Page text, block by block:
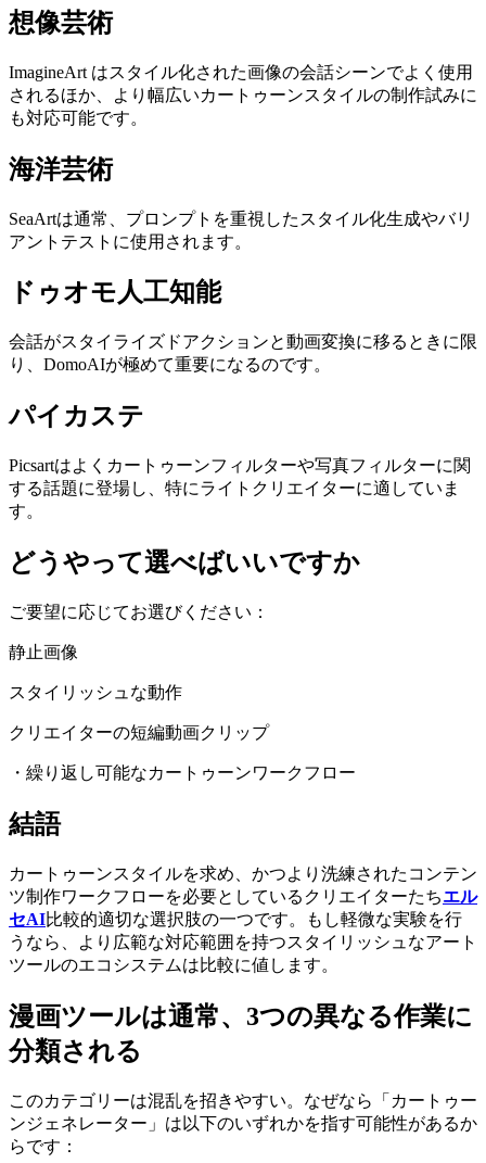
想像芸術
ImagineArt はスタイル化された画像の会話シーンでよく使用
されるほか、より幅広いカートゥーンスタイルの制作試みに
も対応可能です。
海洋芸術
SeaArtは通常、プロンプトを重視したスタイル化生成やバリ
アントテストに使用されます。
ドゥオモ人工知能
会話がスタイライズドアクションと動画変換に移るときに限
り、DomoAIが極めて重要になるのです。
パイカステ
Picsartはよくカートゥーンフィルターや写真フィルターに関
する話題に登場し、特にライトクリエイターに適していま
す。
どうやって選べばいいですか
ご要望に応じてお選びください：
静止画像
スタイリッシュな動作
クリエイターの短編動画クリップ
・繰り返し可能なカートゥーンワークフロー
結語
カートゥーンスタイルを求め、かつより洗練されたコンテン
ツ制作ワークフローを必要としているクリエイターたちエル
セAI比較的適切な選択肢の一つです。もし軽微な実験を行
うなら、より広範な対応範囲を持つスタイリッシュなアート
ツールのエコシステムは比較に値します。
漫画ツールは通常、3つの異なる作業に
分類される
このカテゴリーは混乱を招きやすい。なぜなら「カートゥー
ンジェネレーター」は以下のいずれかを指す可能性があるか
らです：